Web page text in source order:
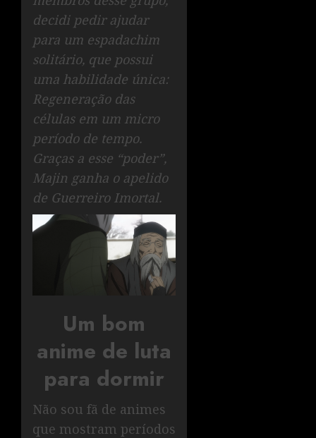
decidi pedir ajudar
para um espadachim
solitário, que possui
uma habilidade única:
Regeneração das
células em um micro
período de tempo.
Graças a esse “poder”,
Majin ganha o apelido
de Guerreiro Imortal.
Um bom
anime de luta
para dormir
Não sou fã de animes
que mostram períodos